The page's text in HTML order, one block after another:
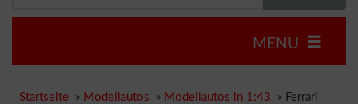
MENU
Startseite » Modellautos » Modellautos in 1:43 » Ferrari